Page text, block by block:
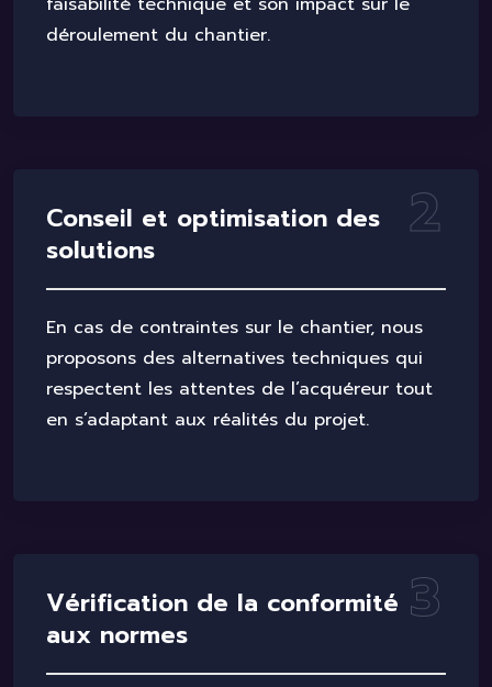
déroulement du chantier.
2
Conseil et optimisation des
solutions
En cas de contraintes sur le chantier, nous
proposons des alternatives techniques qui
respectent les attentes de l’acquéreur tout
en s’adaptant aux réalités du projet.
3
Vérification de la conformité
aux normes